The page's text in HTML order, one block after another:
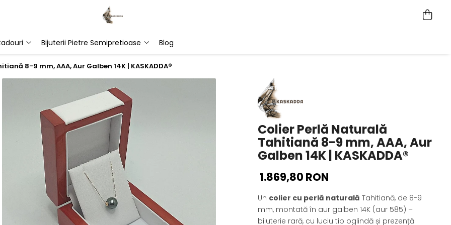
Bijuterii Pietre Semipretioase Blog
8-9 mm, AAA, Aur Galben 14K | KASKADDA®
Colier Perlă Naturală
Tahitiană 8-9 mm, AAA, Aur
Galben 14K | KASKADDA®
1.869,80 RON
Un colier cu perlă naturală Tahitiană, de 8-9
mm, montată în aur galben 14K (aur 585) –
bijuterie rară, cu luciu tip oglindă și prezență